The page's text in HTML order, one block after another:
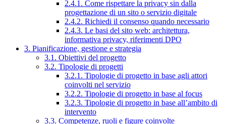
2.4.1. Come rispettare la privacy sin dalla
progettazione di un sito o servizio digitale
2.4.2. Richiedi il consenso quando necessario
2.4.3. Le basi del sito web: architettura,
informativa privacy, riferimenti DPO
3. Pianificazione, gestione e strategia
3.1. Obiettivi del progetto
3.2. Tipologie di progetti
3.2.1. Tipologie di progetto in base agli attori
coinvolti nel servizio
3.2.2. Tipologie di progetto in base al focus
3.2.3. Tipologie di progetto in base all’ambito di
intervento
3.3. Competenze, ruoli e figure coinvolte